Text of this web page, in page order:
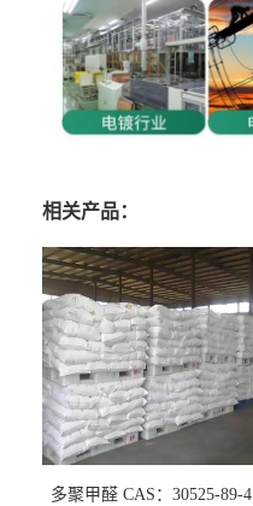
相关产品：
多聚甲醛 CAS：30525-89-4